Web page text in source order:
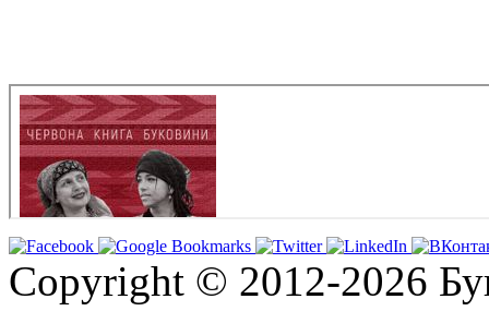
Copyright © 2012-2026